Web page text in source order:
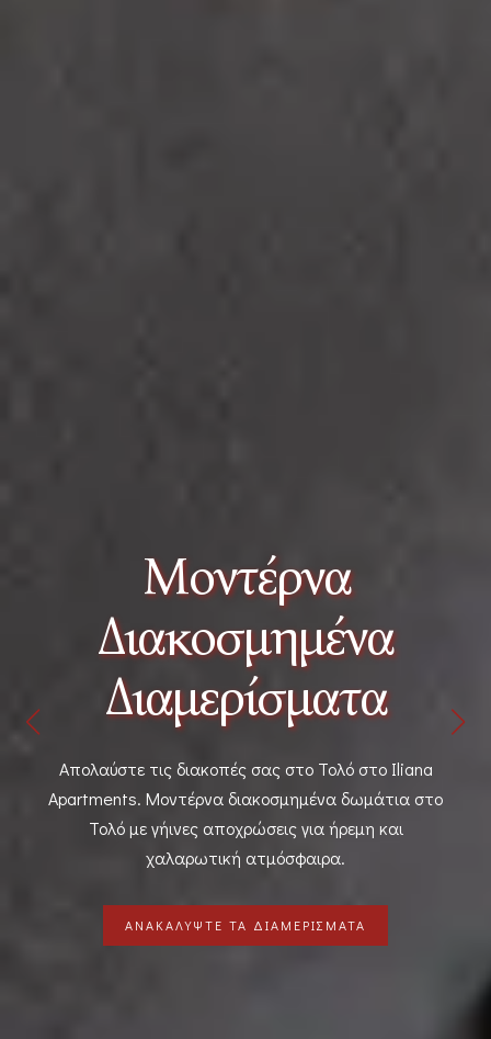
σας στο Τολό στο Iliana
διακοσμημένα δωμάτια στο
αποχρώσεις για ήρεμη και
ατμόσφαιρα.
ΤΑ ΔΙΑΜΕΡΙΣΜΑΤΑ
Ένα ευρύχωρο
Τολό με